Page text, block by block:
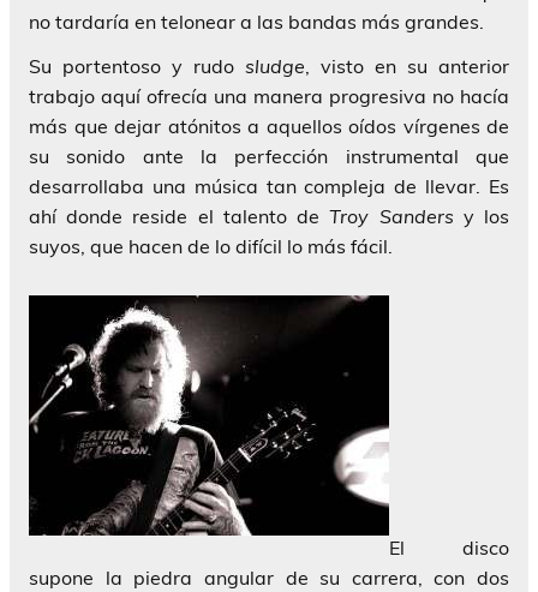
no tardaría en telonear a las bandas más grandes.
Su portentoso y rudo sludge, visto en su anterior
trabajo aquí ofrecía una manera progresiva no hacía
más que dejar atónitos a aquellos oídos vírgenes de
su sonido ante la perfección instrumental que
desarrollaba una música tan compleja de llevar. Es
ahí donde reside el talento deTroy Sanders y los
suyos, que hacen de lo difícil lo más fácil.
El disco
supone la piedra angular de su carrera, con dos